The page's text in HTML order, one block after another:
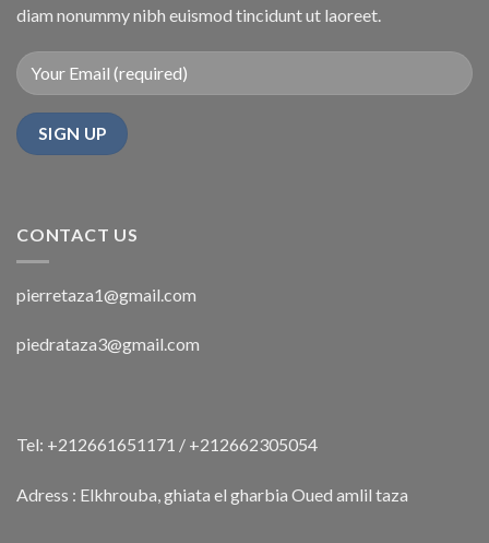
diam nonummy nibh euismod tincidunt ut laoreet.
CONTACT US
pierretaza1@gmail.com
piedrataza3@gmail.com
Tel: +212661651171 / +212662305054
Adress : Elkhrouba, ghiata el gharbia Oued amlil taza